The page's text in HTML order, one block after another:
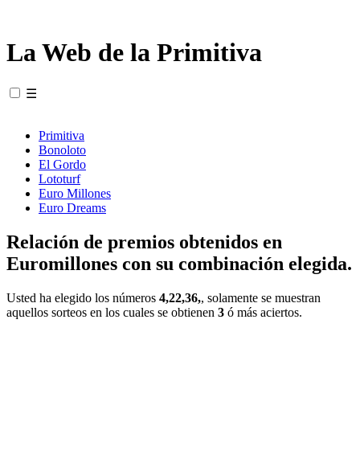
La Web de la Primitiva
☰
Primitiva
Bonoloto
El Gordo
Lototurf
Euro Millones
Euro Dreams
Relación de premios obtenidos en
Euromillones con su combinación elegida.
Usted ha elegido los números 4,22,36,, solamente se muestran
aquellos sorteos en los cuales se obtienen 3 ó más aciertos.